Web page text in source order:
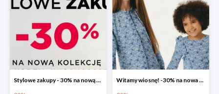
Stylowe zakupy - 30% na nową kolekcję Witamy wiosnę! -30% na nowa kolekcję